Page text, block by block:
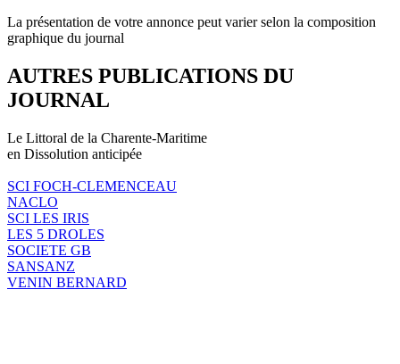
La présentation de votre annonce peut varier selon la composition
graphique du journal
AUTRES PUBLICATIONS DU
JOURNAL
Le Littoral de la Charente-Maritime
en Dissolution anticipée
SCI FOCH-CLEMENCEAU
NACLO
SCI LES IRIS
LES 5 DROLES
SOCIETE GB
SANSANZ
VENIN BERNARD